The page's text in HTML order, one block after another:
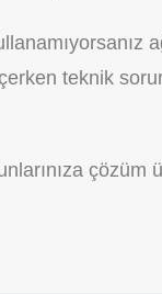
teknik
çözüm